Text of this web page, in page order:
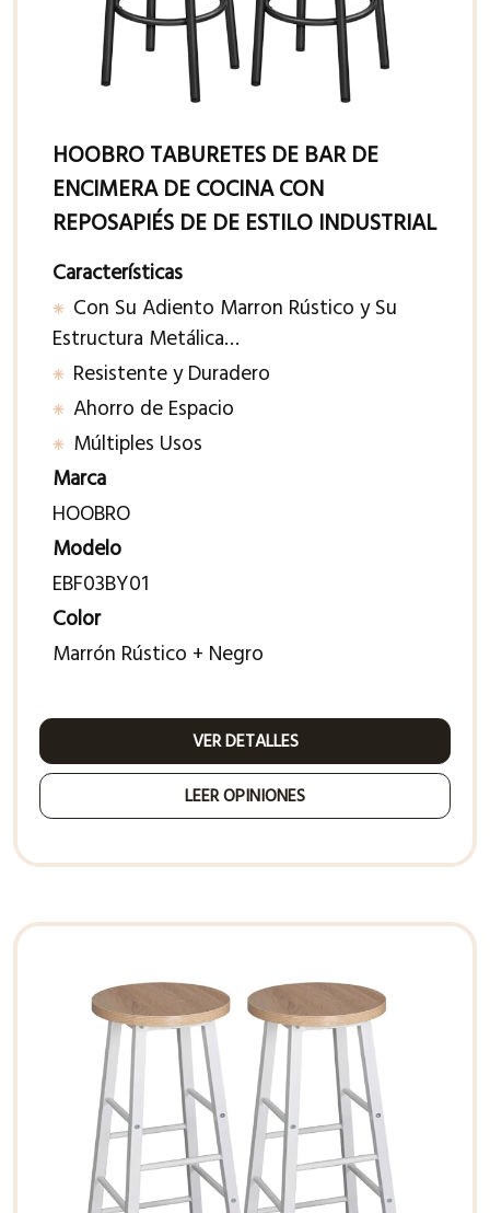
HOOBRO TABURETES DE BAR DE
ENCIMERA DE COCINA CON
REPOSAPIÉS DE DE ESTILO INDUSTRIAL
Características
Con Su Adiento Marron Rústico y Su
Estructura Metálica…
Resistente y Duradero
Ahorro de Espacio
Múltiples Usos
Marca
HOOBRO
Modelo
EBF03BY01
Color
Marrón Rústico + Negro
VER DETALLES
LEER OPINIONES